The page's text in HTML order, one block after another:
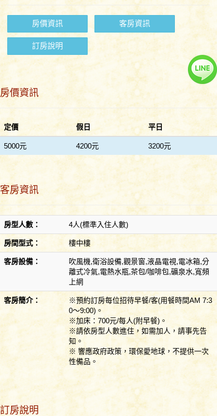
房價資訊 客房資訊
訂房說明
房價資訊
定價 假日 平日
5000元 4200元 3200元
客房資訊
房型人數： 4人(標準入住人數)
房間型式： 樓中樓
客房設備：
吹風機,衛浴設備,觀景窗,液晶電視,電冰箱,分
離式冷氣,電熱水瓶,茶包/咖啡包,礦泉水,寬頻
上網
客房簡介：
※預約訂房每位招待早餐/客(用餐時間AM 7:3
0～9:00)。
※加床：700元/每人(附早餐)。
※請依房型人數進住，如需加人，請事先告
知。
※ 響應政府政策，環保愛地球，不提供一次
性備品。
訂房說明